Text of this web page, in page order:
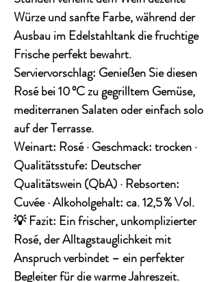
Würze und sanfte Farbe, während der
Ausbau imEdelstahltankdie fruchtige
Frische perfekt bewahrt.
Serviervorschlag: Genießen Sie diesen
Rosé bei10 °Czu gegrilltem Gemüse,
mediterranen Salaten oder einfach solo
auf der Terrasse.
Weinart: Rosé ·Geschmack:trocken ·
Qualitätsstufe: Deutscher
Qualitätswein (QbA) ·Rebsorten:
Cuvée ·Alkoholgehalt:ca. 12,5 % Vol.
💡Fazit: Ein frischer, unkomplizierter
Rosé, der Alltagstauglichkeit mit
Anspruch verbindet – ein perfekter
Begleiter für die warme Jahreszeit.